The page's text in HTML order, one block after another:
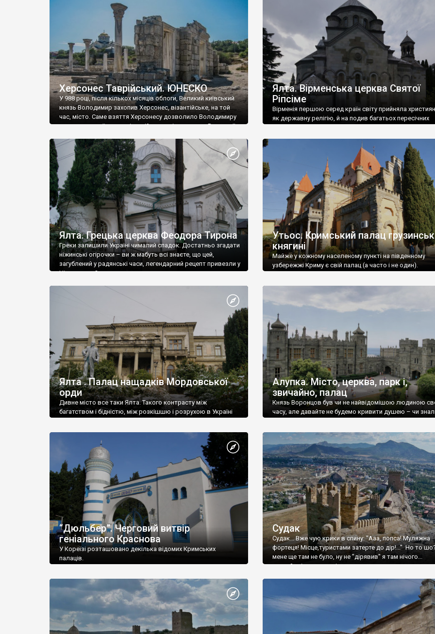
візантійської доби. Раритети викрадені з фондів об’єкту
культурної спадщини ЮНЕСКО «Херсонеса Таврійського».
Офіційно – на виставку «Золото Візантії», але експерти та
влада в Україні вважають це лише […]
називаються «повстяками» (postaki)…” “Вино. Крим
виробляє відмінне вино і його вдосталь: воно все
легке біле і дуже […]
Херсонес Таврійський. ЮНЕСКО
У 988 році, після кількох місяців облоги, Великий київський
князь Володимир захопив Херсонес, візантійське, на той
час, місто. Саме взяття Херсонесу дозволило Володимиру
диктувати свої умови візантійському імператору Василю ІІ,
Херсонесі Володимир-язичник, став Василем-
християнином. А потім було Хрещення Русі. На честь
Херсонесу Таврійського названо місто […]
Ялта. Вірменська церква Святої
Ріпсіме
Вірменія першою серед країн світу прийняла
як державну релігію, й на подив багатьох пересічних
Ялта. Грецька церква Феодора Тирона
Греки залишили Україні чималий спадок. Достатньо згадати
ніжинські огірочки – ви ж мабуть всі знаєте, що цей,
загублений у радянські часи, легендарний рецепт привезли у
Ніжин греки?
Утьос. Кримський палац
княгині
Майже у кожному населеному пункті на південному
узбережжі Криму є свій палац (а часто і не один).
Ялта . Палац нащадків Мордовської
орди
Дивне місто все таки Ялта. Такого контрасту між
багатством і бідністю, між розкішшю і розрухою в Україні
Алупка. Місто, церква, парк і,
звичайно, палац
Князь Воронцов був чи не найвідомішою людиною
часу, але давайте не будемо кривити душею – чи
“Дюльбер”. Черговий витвір
геніального Краснова
У Кореїзі розташовано декілька відомих Кримських
палаців.
Судак
Судак... Вже чую крики в спину: "Ааа, попса! Муляжна
фортеця! Місце,туристами затерте до дір!..." Но то
мене ще там не було, ну не "дірявив" я там нічого...
принаймні до цього літа.